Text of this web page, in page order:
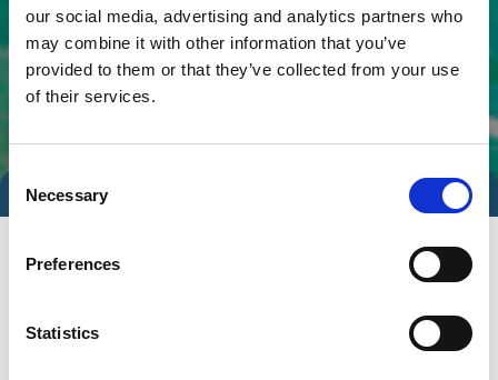
our social media, advertising and analytics partners who
may combine it with other information that you’ve
provided to them or that they’ve collected from your use
of their services.
Consent
Selection
Necessary
Preferences
Statistics